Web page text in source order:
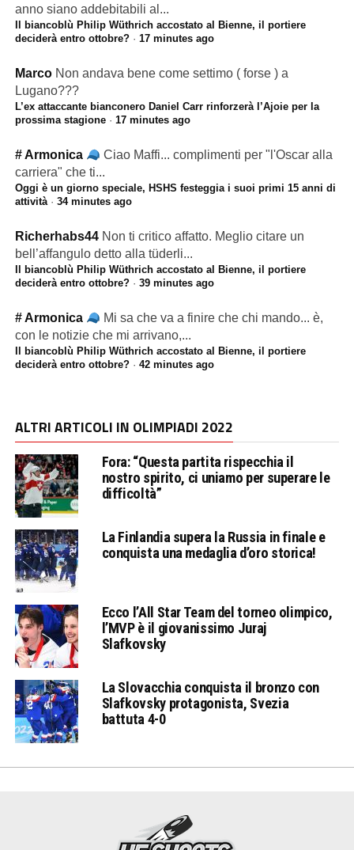
anno siano addebitabili al...
Il biancoblù Philip Wüthrich accostato al Bienne, il portiere
deciderà entro ottobre?· 17 minutes ago
Marco Non andava bene come settimo ( forse ) a
Lugano???
L’ex attaccante bianconero Daniel Carr rinforzerà l’Ajoie per la
prossima stagione· 17 minutes ago
# Armonica
Ciao Maffi... complimenti per "l'Oscar alla
carriera" che ti...
Oggi è un giorno speciale, HSHS festeggia i suoi primi 15 anni di
attività· 34 minutes ago
Richerhabs44 Non ti critico affatto. Meglio citare un
bell’affangulo detto alla tüderli...
Il biancoblù Philip Wüthrich accostato al Bienne, il portiere
deciderà entro ottobre?· 39 minutes ago
# Armonica
Mi sa che va a finire che chi mando... è,
con le notizie che mi arrivano,...
Il biancoblù Philip Wüthrich accostato al Bienne, il portiere
deciderà entro ottobre?· 42 minutes ago
ALTRI ARTICOLI IN OLIMPIADI 2022
Fora: “Questa partita rispecchia il
nostro spirito, ci uniamo per superare le
difficoltà”
La Finlandia supera la Russia in finale e
conquista una medaglia d’oro storica!
Ecco l’All Star Team del torneo olimpico,
l’MVP è il giovanissimo Juraj
Slafkovsky
La Slovacchia conquista il bronzo con
Slafkovsky protagonista, Svezia
battuta 4-0